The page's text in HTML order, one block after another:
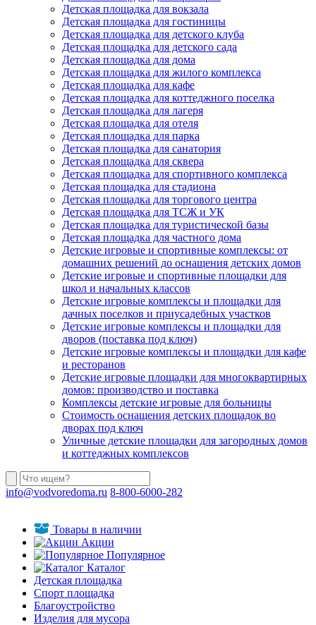
Детская площадка для вокзала
Детская площадка для гостиницы
Детская площадка для детского клуба
Детская площадка для детского сада
Детская площадка для дома
Детская площадка для жилого комплекса
Детская площадка для кафе
Детская площадка для коттеджного поселка
Детская площадка для лагеря
Детская площадка для отеля
Детская площадка для парка
Детская площадка для санатория
Детская площадка для сквера
Детская площадка для спортивного комплекса
Детская площадка для стадиона
Детская площадка для торгового центра
Детская площадка для ТСЖ и УК
Детская площадка для туристической базы
Детская площадка для частного дома
Детские игровые и спортивные комплексы: от
домашних решений до оснащения детских домов
Детские игровые и спортивные площадки для
школ и начальных классов
Детские игровые комплексы и площадки для
дачных поселков и приусадебных участков
Детские игровые комплексы и площадки для
дворов (поставка под ключ)
Детские игровые комплексы и площадки для кафе
и ресторанов
Детские игровые площадки для многоквартирных
домов: производство и поставка
Комплексы детские игровые для больницы
Стоимость оснащения детских площадок во
дворах под ключ
Уличные детские площадки для загородных домов
и коттеджных комплексов
info@vodvoredoma.ru 8-800-6000-282
Товары в наличии
Акции
Популярное
Каталог
Детская площадка
Спорт площадка
Благоустройство
Изделия для мусора